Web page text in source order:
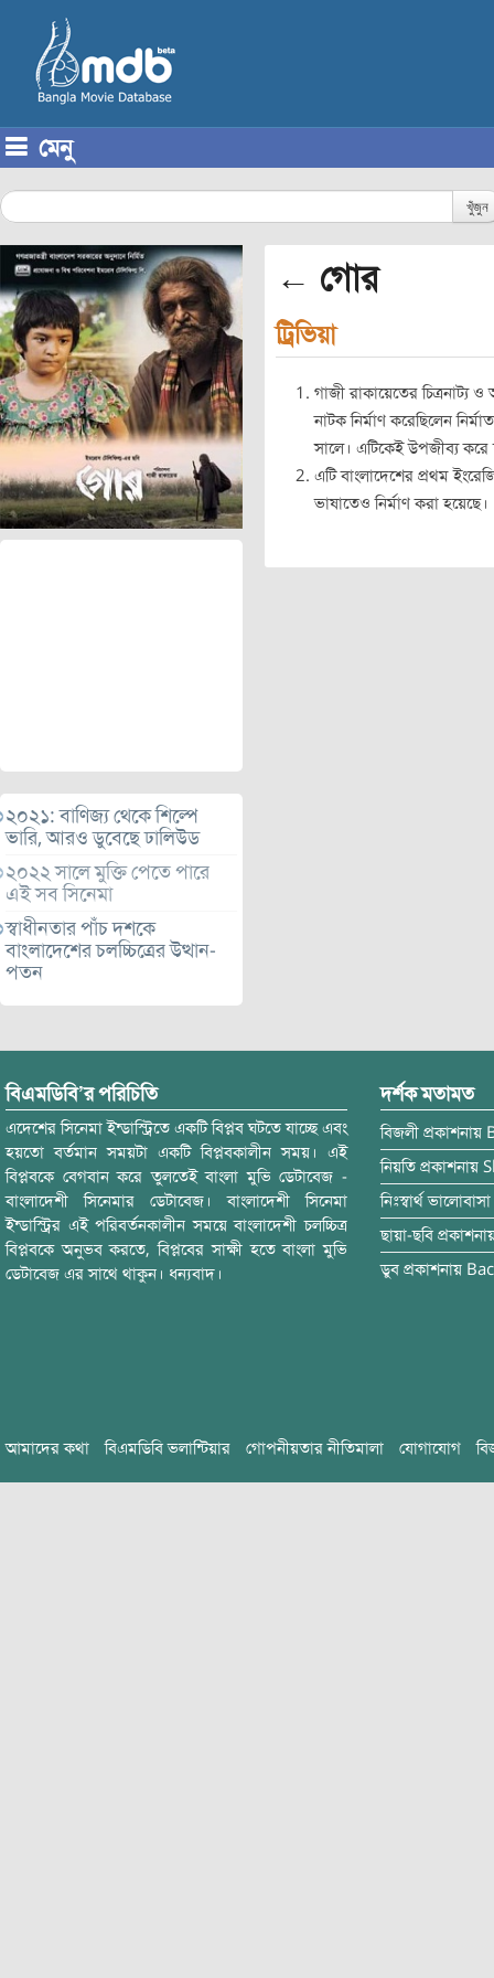
মেনু
খুঁজুন
২০২১: বাণিজ্য থেকে শিল্পে
ভারি, আরও ডুবেছে ঢালিউড
২০২২ সালে মুক্তি পেতে পারে
এই সব সিনেমা
স্বাধীনতার পাঁচ দশকে
বাংলাদেশের চলচ্চিত্রের উত্থান-
পতন
← গোর
ট্রিভিয়া
গাজী রাকায়েতের চিত্রনাট্য
নাটক নির্মাণ করেছিলেন
সালে। এটিকেই উপজীব্য করে
এটি বাংলাদেশের প্রথম
ভাষাতেও নির্মাণ করা হয়েছে।
বিএমডিবি’র পরিচিতি
এদেশের সিনেমা ইন্ডাস্ট্রিতে একটি বিপ্লব ঘটতে যাচ্ছে এবং
হয়তো বর্তমান সময়টা একটি বিপ্লবকালীন সময়। এই
বিপ্লবকে বেগবান করে তুলতেই বাংলা মুভি ডেটাবেজ -
বাংলাদেশী সিনেমার ডেটাবেজ। বাংলাদেশী সিনেমা
ইন্ডাস্ট্রির এই পরিবর্তনকালীন সময়ে বাংলাদেশী চলচ্চিত্র
বিপ্লবকে অনুভব করতে, বিপ্লবের সাক্ষী হতে বাংলা মুভি
ডেটাবেজ এর সাথে থাকুন। ধন্যবাদ।
দর্শক মতামত
বিজলী প্রকাশনায়
নিয়তি প্রকাশনায়
নিঃস্বার্থ ভালোবাসা
ছায়া-ছবি
ডুব প্রকাশনায়
আমাদের কথা বিএমডিবি ভলান্টিয়ার গোপনীয়তার নীতিমালা যোগাযোগ